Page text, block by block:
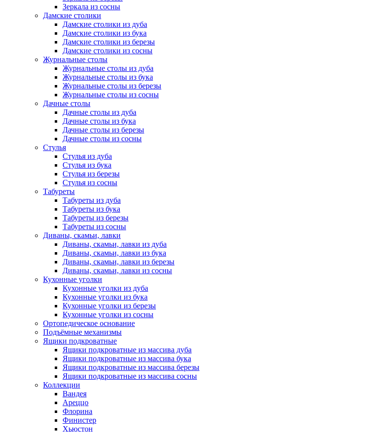
Зеркала из сосны
Дамские столики
Дамские столики из дуба
Дамские столики из бука
Дамские столики из березы
Дамские столики из сосны
Журнальные столы
Журнальные столы из дуба
Журнальные столы из бука
Журнальные столы из березы
Журнальные столы из сосны
Дачные столы
Дачные столы из дуба
Дачные столы из бука
Дачные столы из березы
Дачные столы из сосны
Стулья
Стулья из дуба
Стулья из бука
Стулья из березы
Стулья из сосны
Табуреты
Табуреты из дуба
Табуреты из бука
Табуреты из березы
Табуреты из сосны
Диваны, скамьи, лавки
Диваны, скамьи, лавки из дуба
Диваны, скамьи, лавки из бука
Диваны, скамьи, лавки из березы
Диваны, скамьи, лавки из сосны
Кухонные уголки
Кухонные уголки из дуба
Кухонные уголки из бука
Кухонные уголки из березы
Кухонные уголки из сосны
Ортопедическое основание
Подъёмные механизмы
Ящики подкроватные
Ящики подкроватные из массива дуба
Ящики подкроватные из массива бука
Ящики подкроватные из массива березы
Ящики подкроватные из массива сосны
Коллекции
Вандея
Ареццо
Флорина
Финистер
Хьюстон